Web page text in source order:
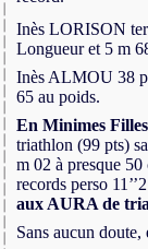
Inès LORISON
Longueur et 5 m
Inès ALMOU 38
65 au poids.
En Minimes Filles
triathlon (99 pts)
m 02 à presque
records perso
aux AURA de
Sans aucun